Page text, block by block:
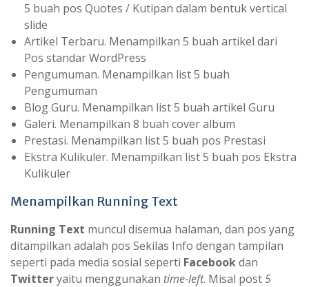
5 buah pos Quotes / Kutipan dalam bentuk vertical
slide
Artikel Terbaru. Menampilkan 5 buah artikel dari
Pos standar WordPress
Pengumuman. Menampilkan list 5 buah
Pengumuman
Blog Guru. Menampilkan list 5 buah artikel Guru
Galeri. Menampilkan 8 buah cover album
Prestasi. Menampilkan list 5 buah pos Prestasi
Ekstra Kulikuler. Menampilkan list 5 buah pos Ekstra
Kulikuler
Menampilkan Running Text
Running Text muncul disemua halaman, dan pos yang
ditampilkan adalah pos Sekilas Info dengan tampilan
seperti pada media sosial seperti Facebookdan
Twitteryaitu menggunakan time-left. Misal post5